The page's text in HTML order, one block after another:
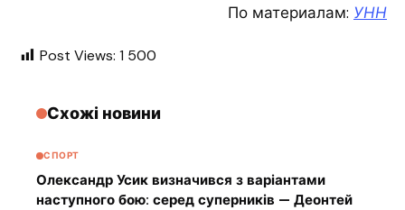
По материалам: УНН
Post Views: 1 500
Схожі новини
СПОРТ
Олександр Усик визначився з варіантами
наступного бою: серед суперників — Деонтей